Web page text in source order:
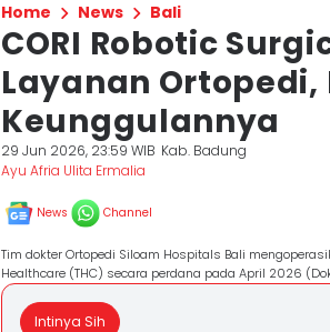
Home News Bali
CORI Robotic
Layanan Ortopedi,
Keunggulannya
29 Jun 2026, 23:59 WIB Kab. Badung
Ayu Afria Ulita Ermalia
News Channel
Tim dokter Ortopedi Siloam Hospitals Bali
Healthcare (THC) secara perdana pada April 2026
Intinya Sih